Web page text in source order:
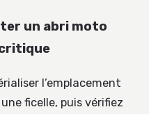
un abri moto
l’emplacement
ficelle, puis vérifiez